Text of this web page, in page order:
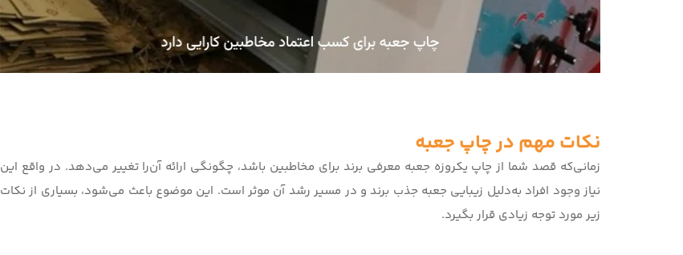
نکات مهم در چاپ جعبه
زمانی‌که قصد شما از چاپ یکروزه جعبه معرفی برند برای مخاطبین باشد، چگونگی ارائه آن‌را تغییر می‌دهد. در واقع این
نیاز وجود افراد به‌دلیل زیبایی جعبه جذب برند و در مسیر رشد آن موثر است. این موضوع باعث می‌شود، بسیاری از نکات
زیر مورد توجه زیادی قرار بگیرد.